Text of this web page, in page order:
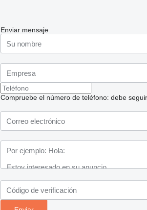
Enviar mensaje
Compruebe el número de teléfono: debe